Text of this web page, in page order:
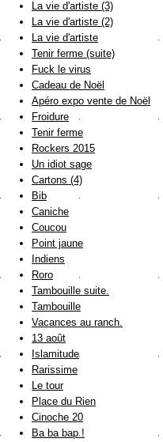
La vie d'artiste (3)
La vie d'artiste (2)
La vie d'artiste
Tenir ferme (suite)
Fuck le virus
Cadeau de Noël
Apéro expo vente de Noël
Froidure
Tenir ferme
Rockers 2015
Un idiot sage
Cartons (4)
Bib
Caniche
Coucou
Point jaune
Indiens
Roro
Tambouille suite.
Tambouille
Vacances au ranch.
13 août
Islamitude
Rarissime
Le tour
Place du Rien
Cinoche 20
Ba ba bap !